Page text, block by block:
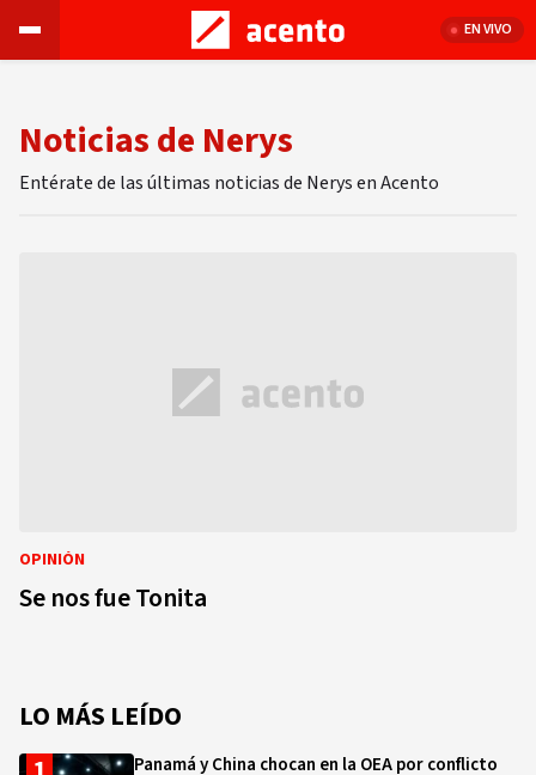
EN VIVO
Noticias de Nerys
Entérate de las últimas noticias de Nerys en Acento
OPINIÓN
Se nos fue Tonita
LO MÁS LEÍDO
Panamá y China chocan en la OEA por conflicto